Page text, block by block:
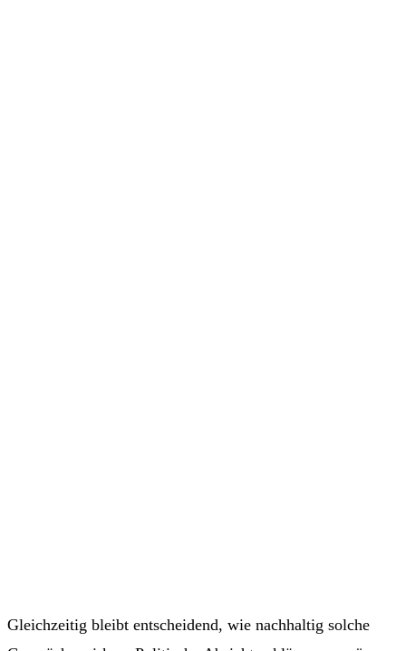
Gleichzeitig bleibt entscheidend, wie nachhaltig solche